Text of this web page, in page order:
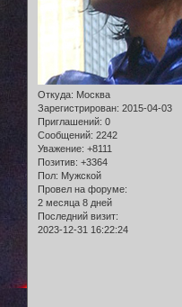
Откуда: Москва
Зарегистрирован: 2015-04-03
Приглашений: 0
Сообщений: 2242
Уважение: +8111
Позитив: +3364
Пол: Мужской
Провел на форуме:
2 месяца 8 дней
Последний визит:
2023-12-31 16:22:24